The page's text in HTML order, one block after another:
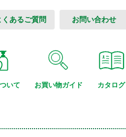
くあるご質問 お問い合わせ
ついて お買い物ガイド カタログ